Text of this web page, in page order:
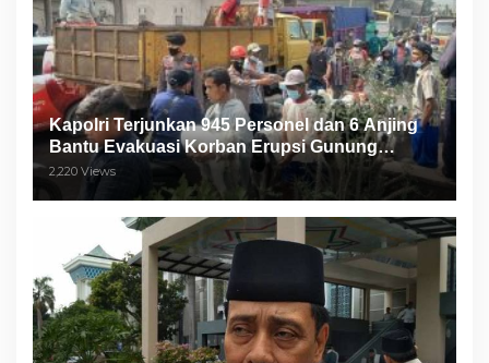
Kapolri Terjunkan 945 Personel dan 6 Anjing
Bantu Evakuasi Korban Erupsi Gunung
Semeru
2,220 Views